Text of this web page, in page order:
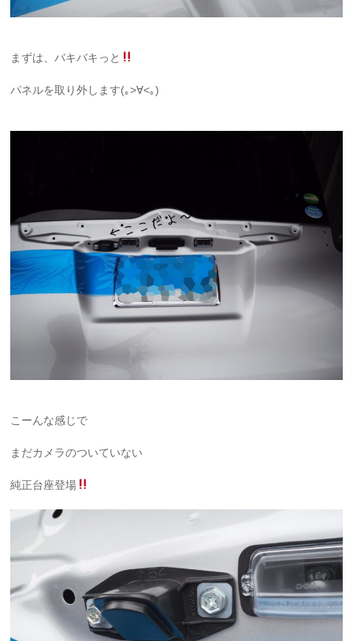
まずは、バキバキっと
パネルを取り外します(｡>∀<｡)
こーんな感じで
まだカメラのついていない
純正台座登場